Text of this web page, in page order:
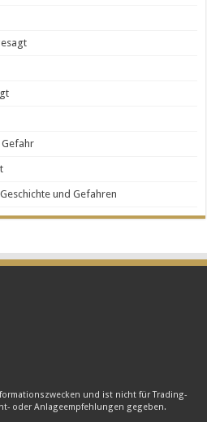
und Gefahren
und ist nicht für Trading-
oder Anlageempfehlungen gegeben.